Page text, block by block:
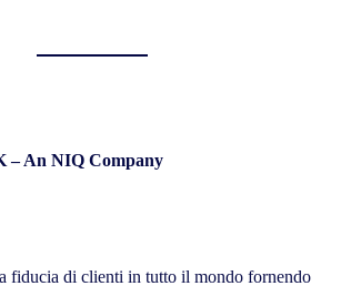
– An NIQ Company
fiducia di clienti in tutto il mondo fornendo